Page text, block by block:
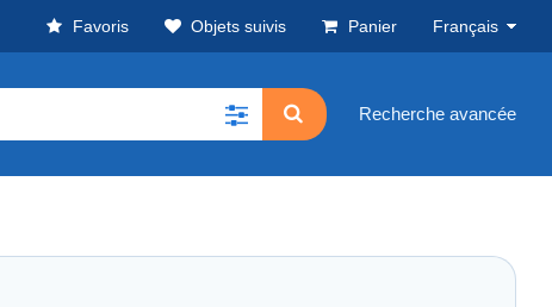
Favoris Objets suivis Panier Français
Recherche avancée